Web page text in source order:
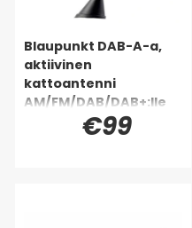
Blaupunkt DAB-A-a,
aktiivinen
kattoantenni
AM/FM/DAB/DAB+:lle
€99